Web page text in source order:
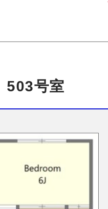
号室